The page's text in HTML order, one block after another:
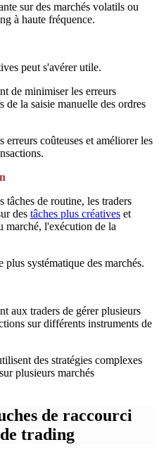
sur des marchés volatils ou
à haute fréquence.
peut s'avérer utile.
de minimiser les erreurs
la saisie manuelle des ordres
erreurs coûteuses et améliorer les
tâches de routine, les traders
des tâches plus créatives et
marché, l'exécution de la
systématique des marchés.
aux traders de gérer plusieurs
sur différents instruments de
des stratégies complexes
plusieurs marchés
de raccourci
trading